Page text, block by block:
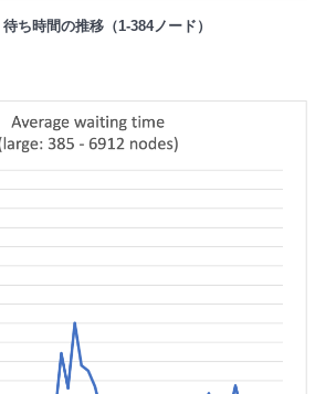
ち時間の推移（1-384ノード）